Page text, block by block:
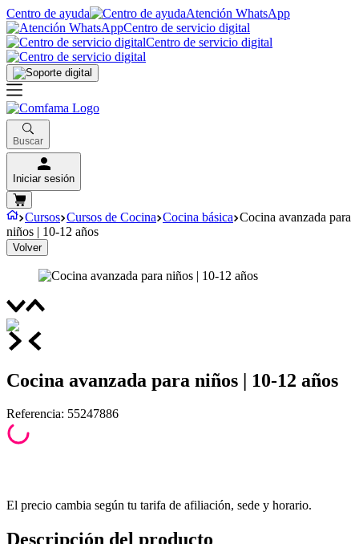
Centro de ayuda
Atención WhatsApp
Centro de servicio digital
Centro de servicio digital
Buscar
Iniciar sesión
Cursos Cursos de Cocina Cocina básica Cocina avanzada para
niños | 10-12 años
Volver
Cocina avanzada para niños | 10-12 años
Referencia: 55247886
El precio cambia según tu tarifa de afiliación, sede y horario.
Descripción del producto